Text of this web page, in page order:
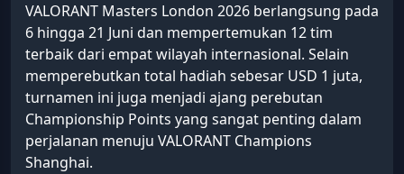
VALORANT Masters London 2026 berlangsung pada
6 hingga 21 Juni dan mempertemukan 12 tim
terbaik dari empat wilayah internasional. Selain
memperebutkan total hadiah sebesar USD 1 juta,
turnamen ini juga menjadi ajang perebutan
Championship Points yang sangat penting dalam
perjalanan menuju VALORANT Champions
Shanghai.